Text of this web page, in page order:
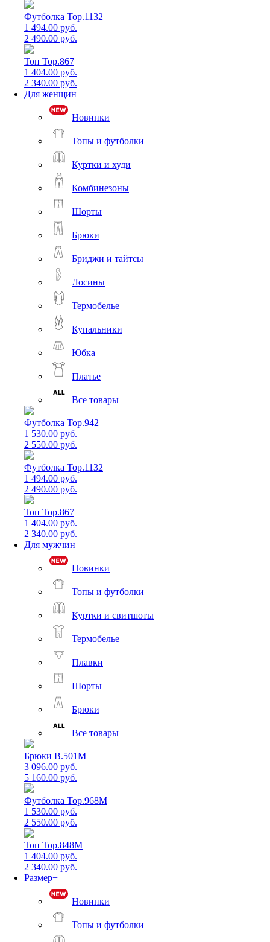
Футболка Top.1132
1 494.00 руб.
2 490.00 руб.
Топ Top.867
1 404.00 руб.
2 340.00 руб.
Для женщин
Новинки
Топы и футболки
Куртки и худи
Комбинезоны
Шорты
Брюки
Бриджи и тайтсы
Лосины
Термобелье
Купальники
Юбка
Платье
Все товары
Футболка Top.942
1 530.00 руб.
2 550.00 руб.
Футболка Top.1132
1 494.00 руб.
2 490.00 руб.
Топ Top.867
1 404.00 руб.
2 340.00 руб.
Для мужчин
Новинки
Топы и футболки
Куртки и свитшоты
Термобелье
Плавки
Шорты
Брюки
Все товары
Брюки B.501M
3 096.00 руб.
5 160.00 руб.
Футболка Top.968M
1 530.00 руб.
2 550.00 руб.
Топ Top.848M
1 404.00 руб.
2 340.00 руб.
Размер+
Новинки
Топы и футболки